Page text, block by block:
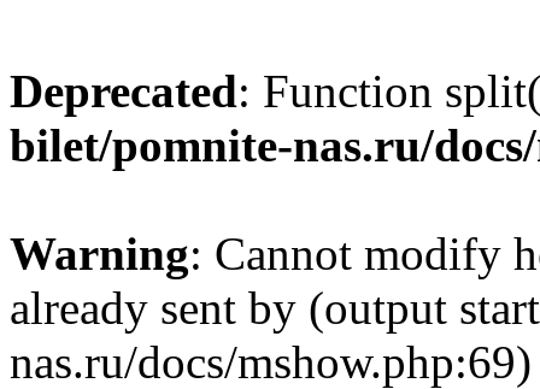
Deprecated: Function
bilet/pomnite-nas.ru/
Warning: Cannot modify
already sent by (output
nas.ru/docs/